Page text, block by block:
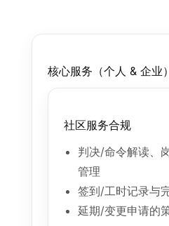
核心服务（个人 & 企业）
社区服务合规
判决/命令解读、
管理
签到/工时记录与
延期/变更申请的